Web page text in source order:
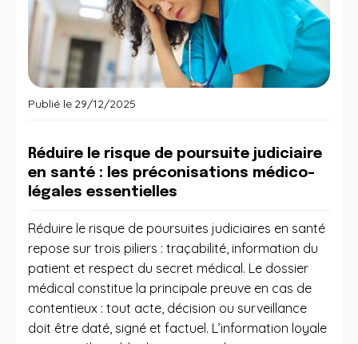
Publié le 29/12/2025
Réduire le risque de poursuite judiciaire
en santé : les préconisations médico-
légales essentielles
Réduire le risque de poursuites judiciaires en santé
repose sur trois piliers : traçabilité, information du
patient et respect du secret médical. Le dossier
médical constitue la principale preuve en cas de
contentieux : tout acte, décision ou surveillance
doit être daté, signé et factuel. L’information loyale